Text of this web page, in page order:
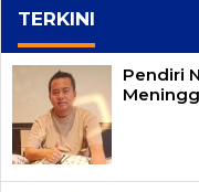
TERKINI
Pendiri